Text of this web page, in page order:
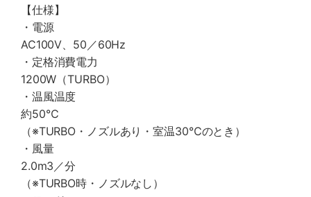
【仕様】
・電源
AC100V、50／60Hz
・定格消費電力
1200W（TURBO）
・温風温度
約50℃
（※TURBO・ノズルあり・室温30℃のとき）
・風量
2.0m3／分
（※TURBO時・ノズルなし）